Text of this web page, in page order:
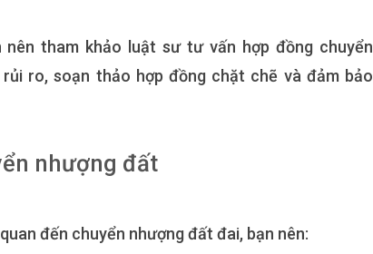
tham khảo luật sư tư vấn hợp đồng chuyển
ro, soạn thảo hợp đồng chặt chẽ và đảm bảo
nhượng đất
đến chuyển nhượng đất đai, bạn nên: